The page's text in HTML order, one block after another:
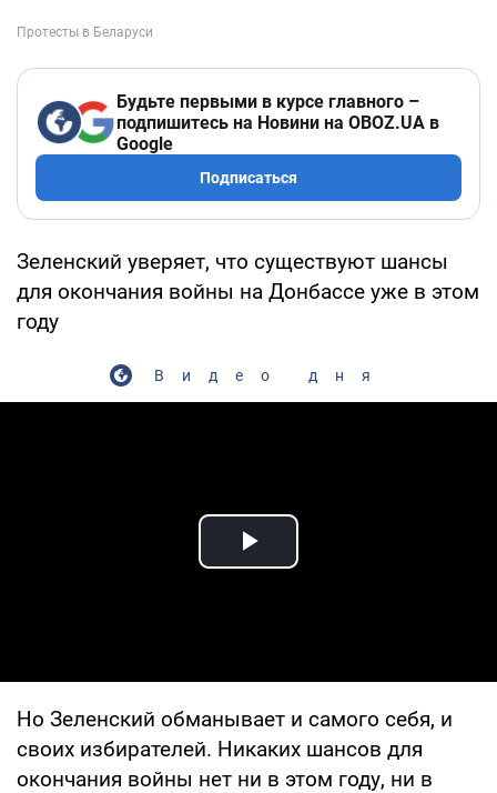
Будьте первыми в курсе главного –
подпишитесь на Новини на OBOZ.UA в
Google
Подписаться
Зеленский уверяет, что существуют шансы
для окончания войны на Донбассе уже в этом
году
Видео дня
Play Video
Но Зеленский обманывает и самого себя, и
своих избирателей. Никаких шансов для
окончания войны нет ни в этом году, ни в